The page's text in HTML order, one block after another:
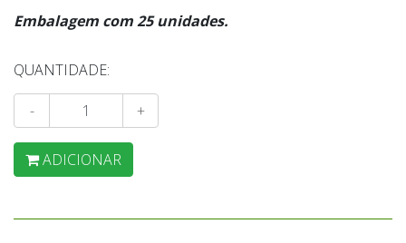
Embalagem com 25 unidades.
QUANTIDADE:
- +
ADICIONAR